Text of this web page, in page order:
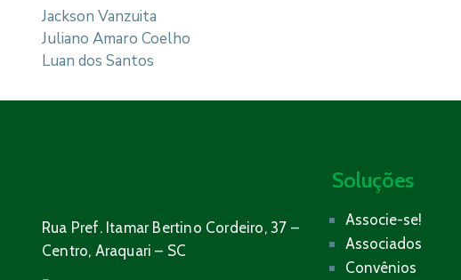
Jackson Vanzuita
Juliano Amaro Coelho
Luan dos Santos
Rua Pref. Itamar Bertino Cordeiro, 37 –
Centro, Araquari – SC
Soluções
Associe-se!
Associados
Convênios